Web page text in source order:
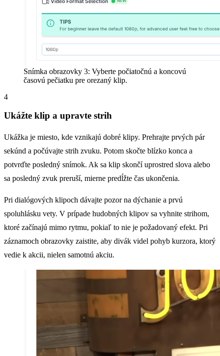
Snímka obrazovky 3: Vyberte počiatočnú a koncovú
časovú pečiatku pre orezaný klip.
4
Ukážte klip a upravte strih
Ukážka je miesto, kde vznikajú dobré klipy. Prehrajte prvých pár
sekúnd a počúvajte strih zvuku. Potom skočte blízko konca a
potvrďte posledný snímok. Ak sa klip skončí uprostred slova alebo
sa posledný zvuk preruší, mierne predĺžte čas ukončenia.
Pri dialógových klipoch dávajte pozor na dýchanie a prvú
spoluhlásku vety. V prípade hudobných klipov sa vyhnite strihom,
ktoré začínajú mimo rytmu, pokiaľ to nie je požadovaný efekt. Pri
záznamoch obrazovky zaistite, aby divák videl pohyb kurzora, ktorý
vedie k akcii, nielen samotnú akciu.